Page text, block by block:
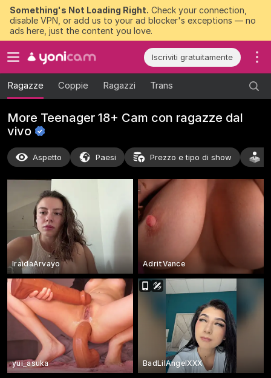
Something's Not Loading Right. Check your connection,
disable VPN, or add us to your ad blocker's exceptions — no
ads here, just the content you love.
Iscriviti gratuitamente
Ragazze Coppie Ragazzi Trans
More Teenager 18+ Cam con ragazze dal
vivo
Aspetto Paesi Prezzo e tipo di show
IraidaArvayo AdritVance
yui_asuka BadLilAngelXXX